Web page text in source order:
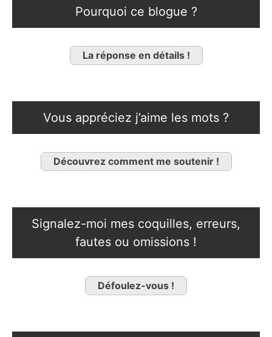
Pourquoi ce blogue ?
La réponse en détails !
Vous appréciez j’aime les mots ?
Découvrez comment me soutenir !
Signalez-moi mes coquilles, erreurs,
fautes ou omissions !
Défoulez-vous !